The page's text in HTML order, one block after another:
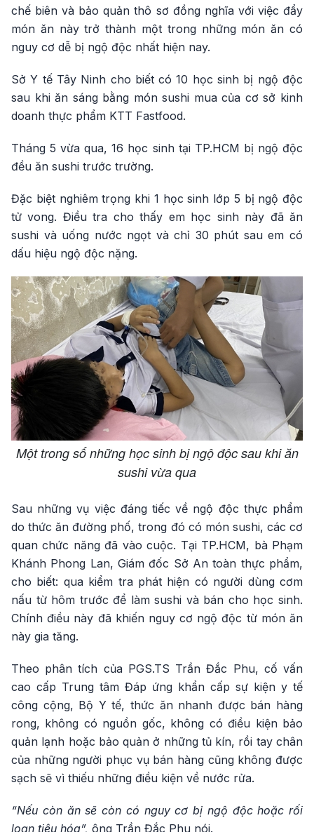
chế biên và bảo quản thô sơ đồng nghĩa với việc đẩy
món ăn này trở thành một trong những món ăn có
nguy cơ dễ bị ngộ độc nhất hiện nay.
Sở Y tế Tây Ninh cho biết có 10 học sinh bị ngộ độc
sau khi ăn sáng bằng món sushi mua của cơ sở kinh
doanh thực phẩm KTT Fastfood.
Tháng 5 vừa qua, 16 học sinh tại TP.HCM bị ngộ độc
đều ăn sushi trước trường.
Đặc biệt nghiêm trọng khi 1 học sinh lớp 5 bị ngộ độc
tử vong. Điều tra cho thấy em học sinh này đã ăn
sushi và uống nước ngọt và chỉ 30 phút sau em có
dấu hiệu ngộ độc nặng.
Một trong số những học sinh bị ngộ độc sau khi ăn
sushi vừa qua
Sau những vụ việc đáng tiếc về ngộ độc thực phẩm
do thức ăn đường phố, trong đó có món sushi, các cơ
quan chức năng đã vào cuộc. Tại TP.HCM, bà Phạm
Khánh Phong Lan, Giám đốc Sở An toàn thực phẩm,
cho biết: qua kiểm tra phát hiện có người dùng cơm
nấu từ hôm trước để làm sushi và bán cho học sinh.
Chính điều này đã khiến nguy cơ ngộ độc từ món ăn
này gia tăng.
Theo phân tích của PGS.TS Trần Đắc Phu, cố vấn
cao cấp Trung tâm Đáp ứng khẩn cấp sự kiện y tế
công cộng, Bộ Y tế, thức ăn nhanh được bán hàng
rong, không có nguồn gốc, không có điều kiện bảo
quản lạnh hoặc bảo quản ở những tủ kín, rồi tay chân
của những người phục vụ bán hàng cũng không được
sạch sẽ vì thiếu những điều kiện về nước rửa.
“Nếu còn ăn sẽ còn có nguy cơ bị ngộ độc hoặc rối
loạn tiêu hóa”, ông Trần Đắc Phu nói.